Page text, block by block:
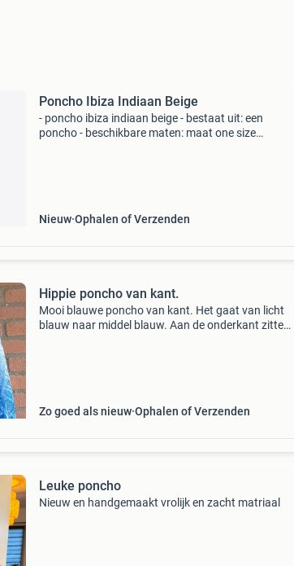
Poncho Ibiza Indiaan Beige
- poncho ibiza indiaan beige - bestaat uit: een
poncho - beschikbare maten: maat one size
Nieuw Ophalen of Verzenden
Hippie poncho van kant.
Mooi blauwe poncho van kant. Het gaat van licht
blauw naar middel blauw. Aan de onderkant zitten
Zo goed als nieuw Ophalen of Verzenden
Leuke poncho
Nieuw en handgemaakt vrolijk en zacht matriaal